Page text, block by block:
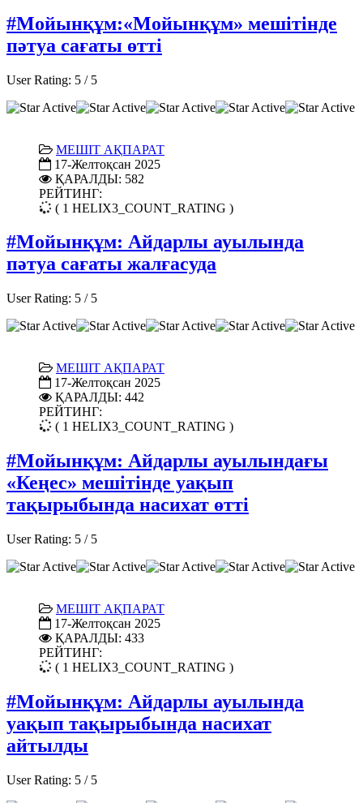
#Мойынқұм:«Мойынқұм» мешітінде
пәтуа сағаты өтті
User Rating: 5 / 5
МЕШІТ АҚПАРАТ
17-Желтоқсан 2025
ҚАРАЛДЫ: 582
РЕЙТИНГ:
( 1 HELIX3_COUNT_RATING )
#Мойынқұм: Айдарлы ауылында
пәтуа сағаты жалғасуда
User Rating: 5 / 5
МЕШІТ АҚПАРАТ
17-Желтоқсан 2025
ҚАРАЛДЫ: 442
РЕЙТИНГ:
( 1 HELIX3_COUNT_RATING )
#Мойынқұм: Айдарлы ауылындағы
«Кеңес» мешітінде уақып
тақырыбында насихат өтті
User Rating: 5 / 5
МЕШІТ АҚПАРАТ
17-Желтоқсан 2025
ҚАРАЛДЫ: 433
РЕЙТИНГ:
( 1 HELIX3_COUNT_RATING )
#Мойынқұм: Айдарлы ауылында
уақып тақырыбында насихат
айтылды
User Rating: 5 / 5